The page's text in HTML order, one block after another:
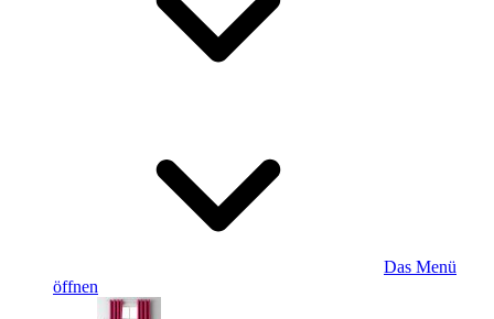
Das Menü
öffnen